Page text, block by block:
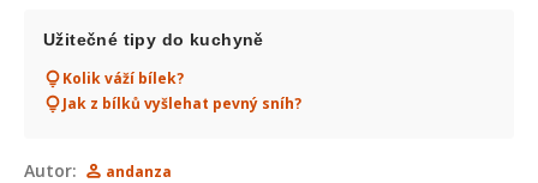
Užitečné tipy do kuchyně
Kolik váží bílek?
Jak z bílků vyšlehat pevný sníh?
Autor: andanza